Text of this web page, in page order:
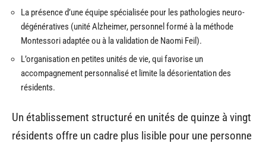
La présence d’une équipe spécialisée pour les pathologies neuro-
dégénératives (unité Alzheimer, personnel formé à la méthode
Montessori adaptée ou à la validation de Naomi Feil).
L’organisation en petites unités de vie, qui favorise un
accompagnement personnalisé et limite la désorientation des
résidents.
Un établissement structuré en unités de quinze à vingt
résidents offre un cadre plus lisible pour une personne